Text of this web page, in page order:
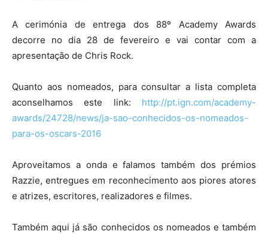
A cerimónia de entrega dos 88º Academy Awards
decorre no dia 28 de fevereiro e vai contar com a
apresentação de Chris Rock.
Quanto aos nomeados, para consultar a lista completa
aconselhamos este link: http://pt.ign.com/academy-
awards/24728/news/ja-sao-conhecidos-os-nomeados-
para-os-oscars-2016
Aproveitamos a onda e falamos também dos prémios
Razzie, entregues em reconhecimento aos piores atores
e atrizes, escritores, realizadores e filmes.
Também aqui já são conhecidos os nomeados e também